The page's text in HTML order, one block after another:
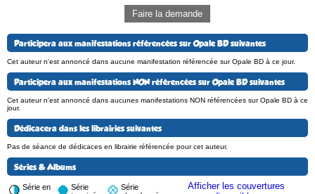
Faire la demande
Participera aux manifestations référencées sur Opale BD suivantes
Cet auteur n'est annoncé dans aucune manifestation référencée sur Opale BD à ce jour.
Participera aux manifestations NON référencées sur Opale BD suivantes
Cet auteur n'est annoncé dans aucunes manifestations NON référencées sur Opale BD à ce
jour.
Dédicacera dans les librairies suivantes
Pas de séance de dédicaces en librairie référencée pour cet auteur.
Séries & Albums
Série en
Série
Série
Afficher les couvertures